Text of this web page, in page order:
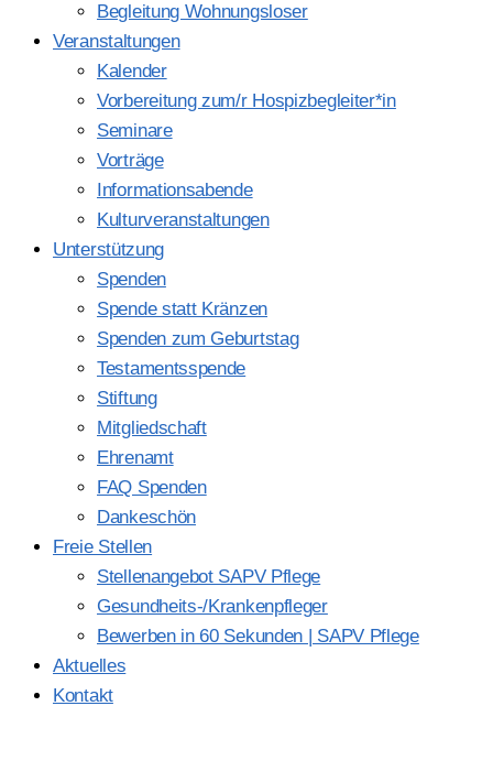
Begleitung Wohnungsloser
Veranstaltungen
Kalender
Vorbereitung zum/r Hospizbegleiter*in
Seminare
Vorträge
Informationsabende
Kulturveranstaltungen
Unterstützung
Spenden
Spende statt Kränzen
Spenden zum Geburtstag
Testamentsspende
Stiftung
Mitgliedschaft
Ehrenamt
FAQ Spenden
Dankeschön
Freie Stellen
Stellenangebot SAPV Pflege
Gesundheits-/Krankenpfleger
Bewerben in 60 Sekunden | SAPV Pflege
Aktuelles
Kontakt